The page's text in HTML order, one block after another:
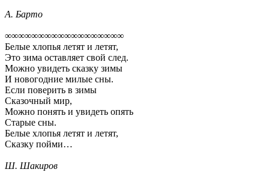
А. Барто
∞∞∞∞∞∞∞∞∞∞∞∞∞∞∞∞∞∞
Белые хлопья летят и летят,
Это зима оставляет свой след.
Можно увидеть сказку зимы
И новогодние милые сны.
Если поверить в зимы
Сказочный мир,
Можно понять и увидеть опять
Старые сны.
Белые хлопья летят и летят,
Сказку пойми…
Ш. Шакиров